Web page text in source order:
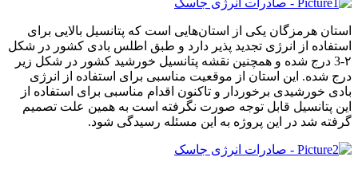
استان هرمزگان یکی از استان‌هایی است که پتانسیل بالایی برای
استفاده از انرژی تجدید پذیر دارد و طبق اطلس بادی کشور در شکل
۲-3 درج شده و همچنین نقشه پتانسیل خورشید کشور در شکل زیر
درج شده. این استان از موقعیت مناسبی برای استفاده از انرژی
بادی خورشیدی برخوردار و تاکنون اقدام مناسبی برای استفاده از
این پتانسیل قابل توجه صورت نگرفته است به همین علت تصمیم
گرفته شد در این پروژه به این مسئله رسیدگی شود.